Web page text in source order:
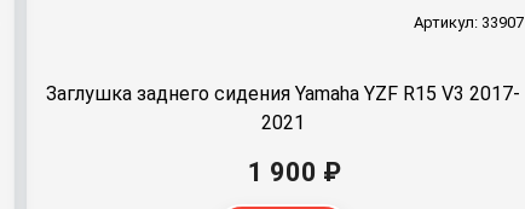
Артикул: 33907
Заглушка заднего сидения Yamaha YZF R15 V3 2017-
2021
1 900 ₽